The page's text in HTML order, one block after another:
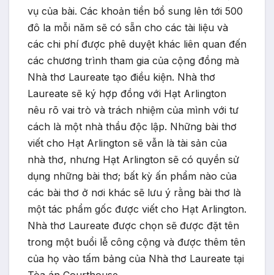
vụ của bài. Các khoản tiền bổ sung lên tới 500
đô la mỗi năm sẽ có sẵn cho các tài liệu và
các chi phí được phê duyệt khác liên quan đến
các chương trình tham gia của cộng đồng mà
Nhà thơ Laureate tạo điều kiện. Nhà thơ
Laureate sẽ ký hợp đồng với Hạt Arlington
nêu rõ vai trò và trách nhiệm của mình với tư
cách là một nhà thầu độc lập. Những bài thơ
viết cho Hạt Arlington sẽ vẫn là tài sản của
nhà thơ, nhưng Hạt Arlington sẽ có quyền sử
dụng những bài thơ; bất kỳ ấn phẩm nào của
các bài thơ ở nơi khác sẽ lưu ý rằng bài thơ là
một tác phẩm gốc được viết cho Hạt Arlington.
Nhà thơ Laureate được chọn sẽ được đặt tên
trong một buổi lễ công cộng và được thêm tên
của họ vào tấm bảng của Nhà thơ Laureate tại